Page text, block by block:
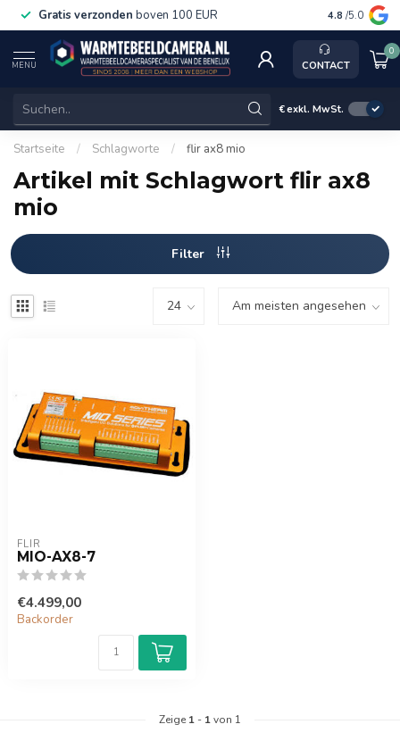
Gratis verzonden boven 100 EUR Service,
4.8 /5.0
MENU CONTACT
0
€exkl. MwSt.
Startseite / Schlagworte / flir ax8 mio
Artikel mit Schlagwort flir ax8
mio
Filter
FLIR
MIO-AX8-7
€4.499,00
Backorder
Zeige 1 - 1von 1